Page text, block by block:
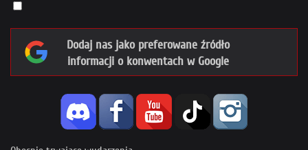
Dodaj nas jako preferowane źródło
informacji o konwentach w Google